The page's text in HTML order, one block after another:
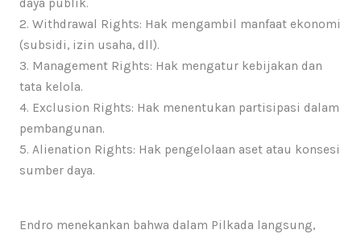
daya publik.
2. ​Withdrawal Rights: Hak mengambil manfaat ekonomi
(subsidi, izin usaha, dll).
3. ​Management Rights: Hak mengatur kebijakan dan
tata kelola.
4. ​Exclusion Rights: Hak menentukan partisipasi dalam
pembangunan.
5. ​Alienation Rights: Hak pengelolaan aset atau konsesi
sumber daya.​
Endro menekankan bahwa dalam Pilkada langsung,